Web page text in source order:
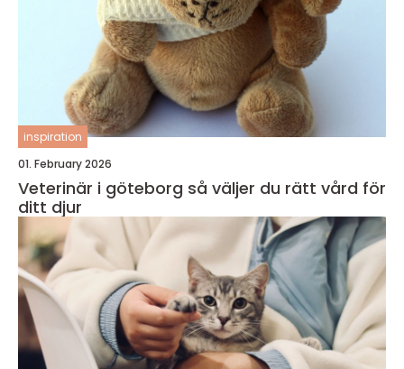
inspiration
01. February 2026
Veterinär i göteborg så väljer du rätt vård för
ditt djur